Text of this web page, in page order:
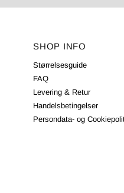
SHOP INFO
Størrelsesguide
FAQ
Levering & Retur
Handelsbetingelser
Persondata- og